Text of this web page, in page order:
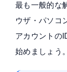
最も一般的な
ウザ・パソコ
アカウントの
始めましょう。